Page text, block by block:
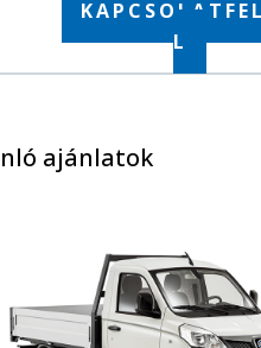
L
ajánlatok